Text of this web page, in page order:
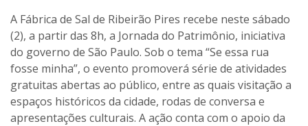
A Fábrica de Sal de Ribeirão Pires recebe neste sábado
(2), a partir das 8h, a Jornada do Patrimônio, iniciativa
do governo de São Paulo. Sob o tema “Se essa rua
fosse minha”, o evento promoverá série de atividades
gratuitas abertas ao público, entre as quais visitação a
espaços históricos da cidade, rodas de conversa e
apresentações culturais. A ação conta com o apoio da